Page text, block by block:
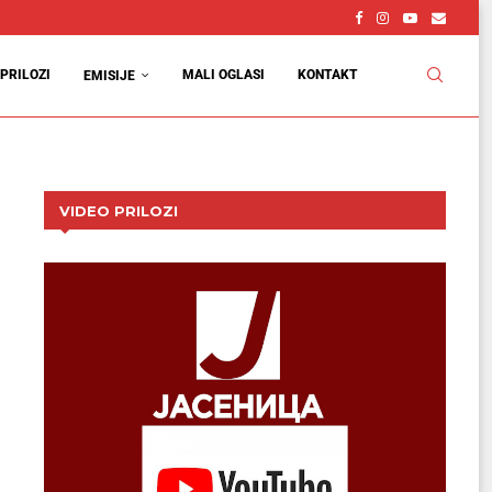
PRILOZI EMISIJE MALI OGLASI KONTAKT
VIDEO PRILOZI